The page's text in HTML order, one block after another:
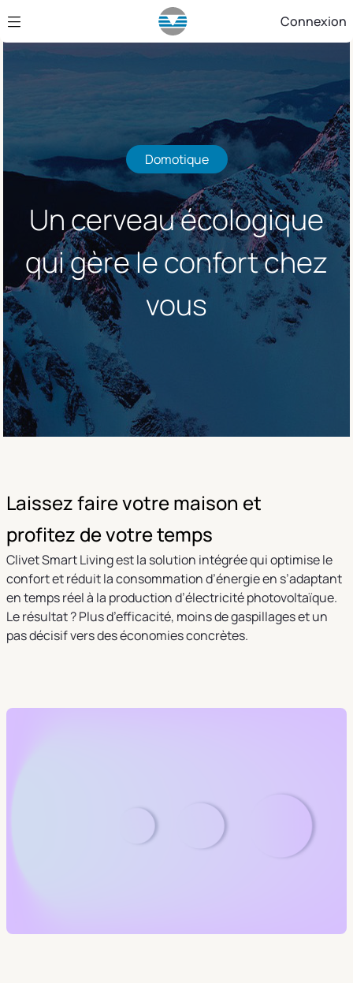
Saut au contenu principal Connexion
Domotique
Un cerveau écologique
qui gère le confort chez
vous
Laissez faire votre maison et
profitez de votre temps
Clivet Smart Living est la solution intégrée qui optimise le
confort et réduit la consommation d’énergie en s’adaptant
en temps réel à la production d’électricité photovoltaïque.
Le résultat ? Plus d’efficacité, moins de gaspillages et un
pas décisif vers des économies concrètes.